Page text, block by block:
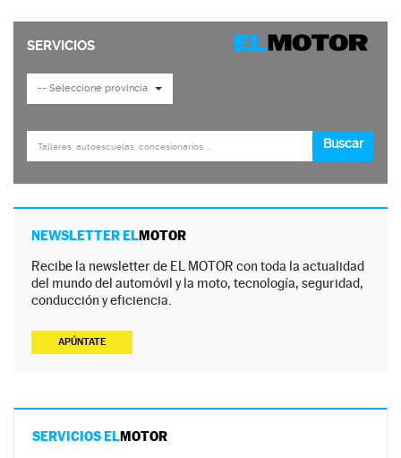
NEWSLETTER ELMOTOR
Recibe la newsletter de EL MOTOR con toda la actualidad
del mundo del automóvil y la moto, tecnología, seguridad,
conducción y eficiencia.
APÚNTATE
SERVICIOS ELMOTOR